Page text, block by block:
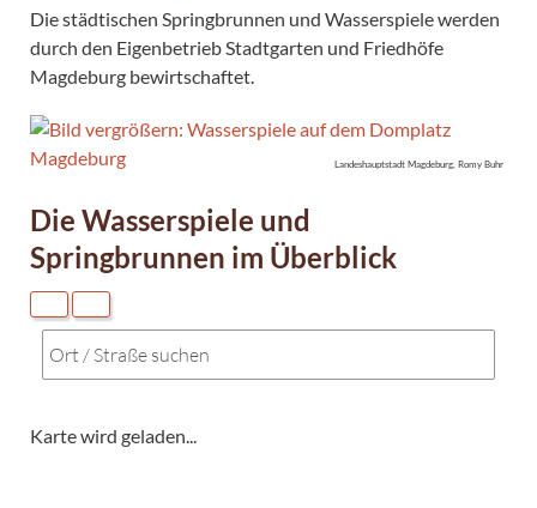
Die städtischen Springbrunnen und Wasserspiele werden
durch den Eigenbetrieb Stadtgarten und Friedhöfe
Magdeburg bewirtschaftet.
Landeshauptstadt Magdeburg, Romy Buhr
Die Wasserspiele und
Springbrunnen im Überblick
Karte wird geladen...